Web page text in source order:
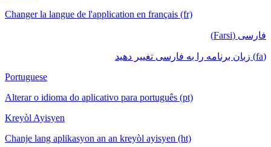
Changer la langue de l'application en français (fr)
فارسی (Farsi)
(fa) زبان برنامه را به فارسی تغییر دهید
Portuguese
Alterar o idioma do aplicativo para português (pt)
Kreyòl Ayisyen
Chanje lang aplikasyon an an kreyòl ayisyen (ht)